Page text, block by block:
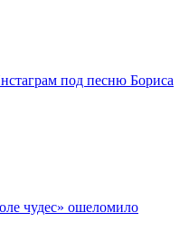
под песню Бориса
чудес» ошеломило